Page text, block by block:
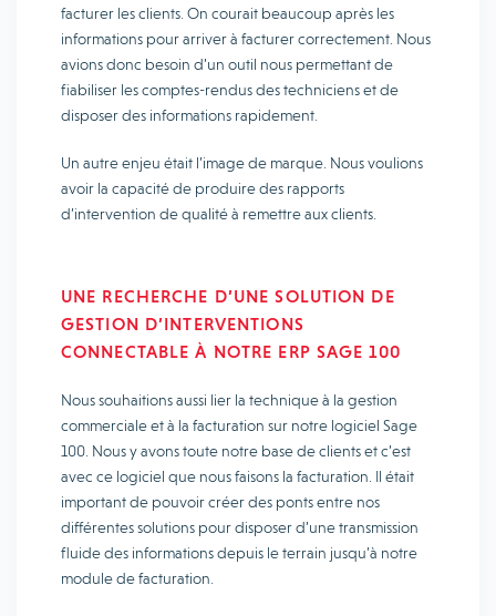
facturer les clients. On courait beaucoup après les
informations pour arriver à facturer correctement. Nous
avions donc besoin d’un outil nous permettant de
fiabiliser les comptes-rendus des techniciens et de
disposer des informations rapidement.
Un autre enjeu était l’image de marque. Nous voulions
avoir la capacité de produire des rapports
d’intervention de qualité à remettre aux clients.
UNE RECHERCHE D’UNE SOLUTION DE
GESTION D’INTERVENTIONS
CONNECTABLE À NOTRE ERP SAGE 100
Nous souhaitions aussi lier la technique à la gestion
commerciale et à la facturation sur notre logiciel Sage
100. Nous y avons toute notre base de clients et c’est
avec ce logiciel que nous faisons la facturation. Il était
important de pouvoir créer des ponts entre nos
différentes solutions pour disposer d’une transmission
fluide des informations depuis le terrain jusqu’à notre
module de facturation.